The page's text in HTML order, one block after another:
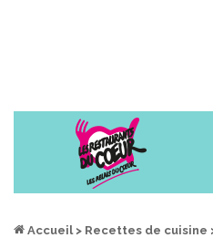
Accueil > Recettes de cuisine